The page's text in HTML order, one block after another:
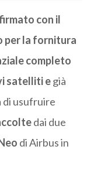
con il
per la fornitura
completo
satelliti egià
di usufruire
dai due
di Airbus in